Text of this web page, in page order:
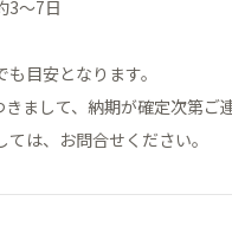
3～7日
目安となります。
まして、納期が確定次第ご連
は、お問合せください。